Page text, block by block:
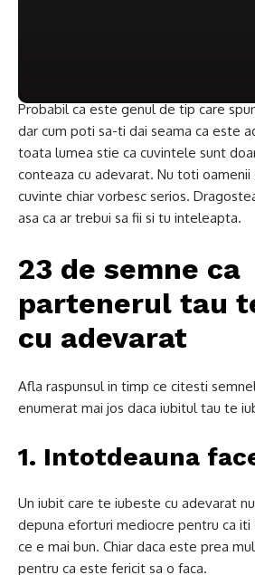
Probabil ca este genul de tip care
dar cum poti sa-ti dai seama ca este
toata lumea stie ca cuvintele sunt
conteaza cu adevarat. Nu toti oamenii
cuvinte chiar vorbesc serios.
asa ca ar trebui sa fii si tu inteleapta.
23 de semne ca
partenerul tau
cu adevarat
Afla raspunsul in timp ce citesti
enumerat mai jos daca iubitul tau te
1. Intotdeauna
Un iubit care te iubeste cu adevarat
depuna eforturi mediocre pentru ca
ce e mai bun. Chiar daca este prea
pentru ca este fericit sa o faca.